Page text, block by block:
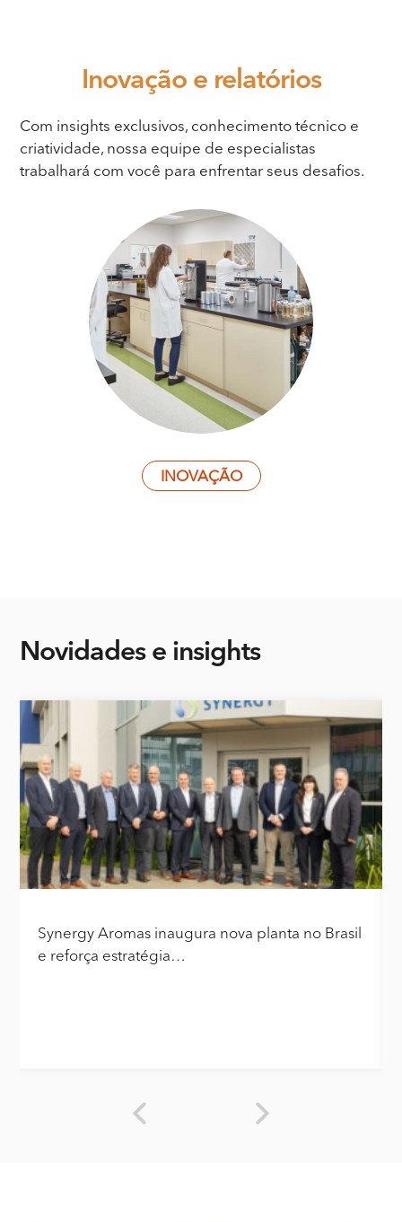
Inovaçãoe relatórios
Com insights exclusivos, conhecimento técnico e
criatividade, nossa equipe de especialistas
trabalhará com você para enfrentar seus desafios.
INOVAÇÃO
Novidadese insights
Synergy Aromas inaugura nova planta no Brasil
e reforça estratégia…